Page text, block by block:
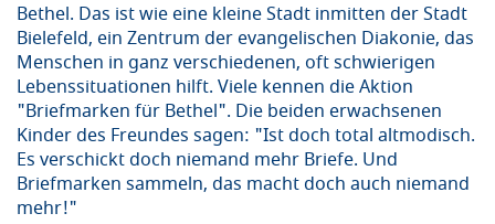
Bethel. Das ist wie eine kleine Stadt inmitten der Stadt
Bielefeld, ein Zentrum der evangelischen Diakonie, das
Menschen in ganz verschiedenen, oft schwierigen
Lebenssituationen hilft. Viele kennen die Aktion
"Briefmarken für Bethel". Die beiden erwachsenen
Kinder des Freundes sagen: "Ist doch total altmodisch.
Es verschickt doch niemand mehr Briefe. Und
Briefmarken sammeln, das macht doch auch niemand
mehr!"